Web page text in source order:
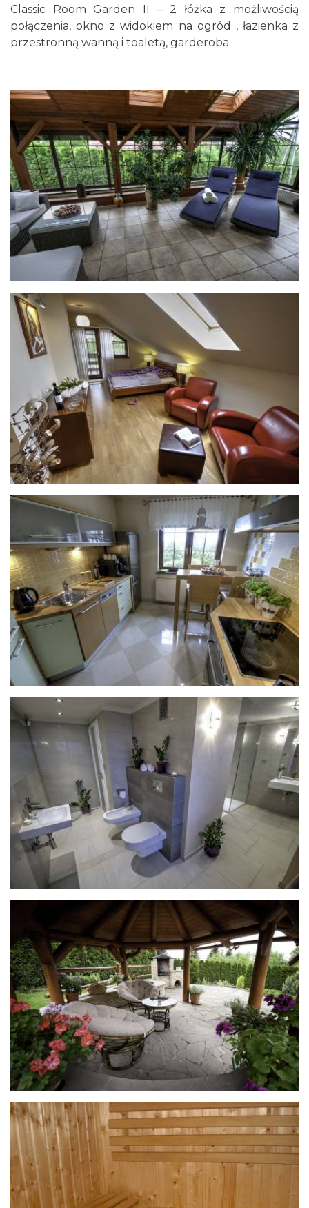
Classic Room Garden II – 2 łóżka z możliwością
połączenia, okno z widokiem na ogród , łazienka z
przestronną wanną i toaletą, garderoba.